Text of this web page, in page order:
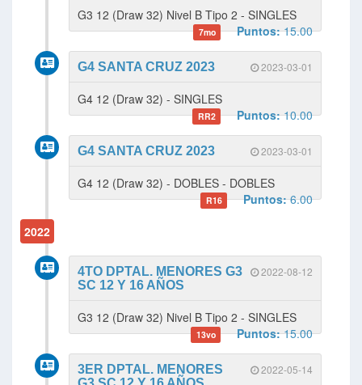
G3 12 (Draw 32) Nivel B Tipo 2 - SINGLES
7mo Puntos:15.00
2023-03-01
G4 SANTA CRUZ 2023
G4 12 (Draw 32) - SINGLES
RR2 Puntos:10.00
2023-03-01
G4 SANTA CRUZ 2023
G4 12 (Draw 32) - DOBLES - DOBLES
R16 Puntos:6.00
2022
2022-08-12
4TO DPTAL. MENORES G3
SC 12 Y 16 AÑOS
G3 12 (Draw 32) Nivel B Tipo 2 - SINGLES
13vo Puntos:15.00
2022-05-14
3ER DPTAL. MENORES